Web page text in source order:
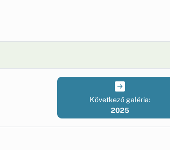
Következő galéria:
2025